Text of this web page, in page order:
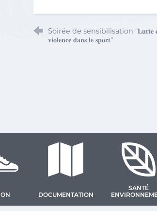
Soirée de sensibilisation "𝐋𝐮𝐭𝐭𝐞
𝐯𝐢𝐨𝐥𝐞𝐧𝐜𝐞 𝐝𝐚𝐧𝐬 𝐥𝐞 𝐬𝐩𝐨𝐫𝐭"
DOCUMENTATION
SANTÉ